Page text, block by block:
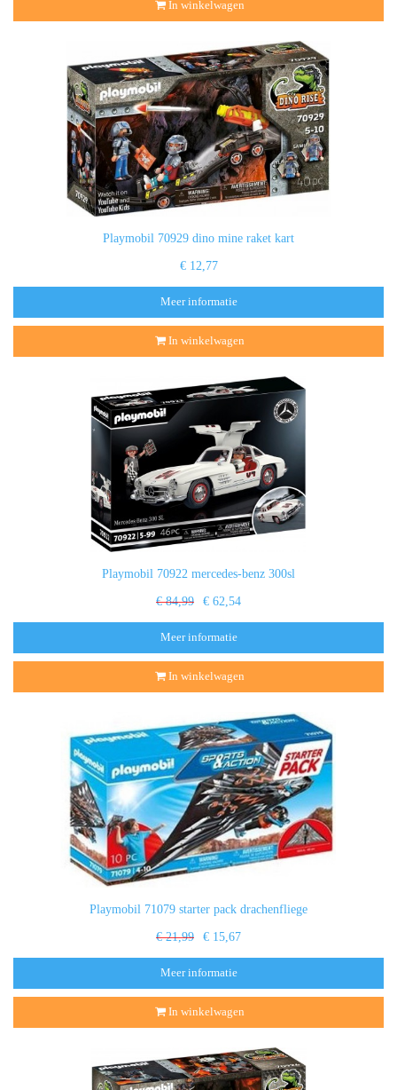
In winkelwagen
Playmobil 70929 dino mine raket kart
€ 12,77
Meer informatie
In winkelwagen
Playmobil 70922 mercedes-benz 300sl
€ 84,99 € 62,54
Meer informatie
In winkelwagen
Playmobil 71079 starter pack drachenfliege
€ 21,99 € 15,67
Meer informatie
In winkelwagen